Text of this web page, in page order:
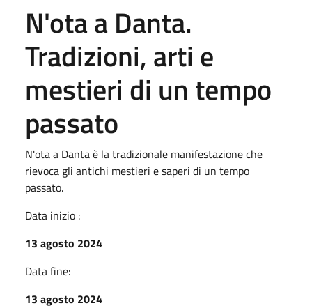
N'ota a Danta.
Tradizioni, arti e
mestieri di un tempo
passato
N'ota a Danta è la tradizionale manifestazione che
rievoca gli antichi mestieri e saperi di un tempo
passato.
Data inizio :
13 agosto 2024
Data fine:
13 agosto 2024